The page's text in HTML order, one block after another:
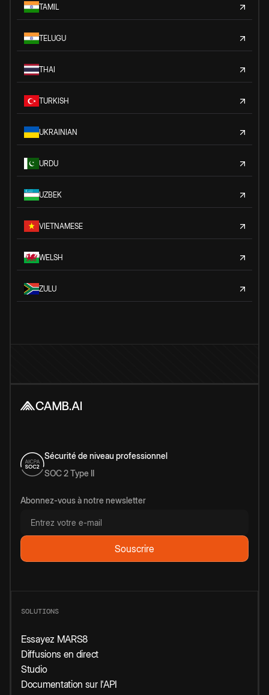
TAMIL
TELUGU
THAI
TURKISH
UKRAINIAN
URDU
UZBEK
VIETNAMESE
WELSH
ZULU
Sécurité de niveau professionnel
SOC 2 Type II
Abonnez-vous à notre newsletter
SOLUTIONS
Essayez MARS8
Diffusions en direct
Studio
Documentation sur l'API